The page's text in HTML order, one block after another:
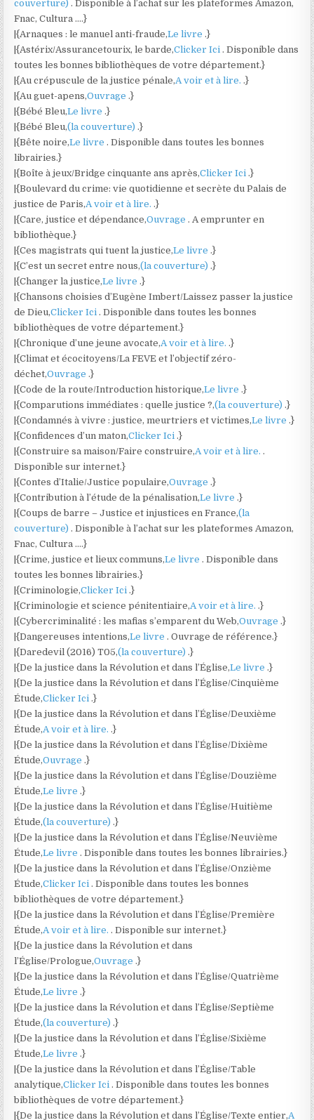
couverture). Disponible à l’achat sur les plateformes Amazon,
Fnac, Cultura ….}
|{Arnaques : le manuel anti-fraude,Le livre.}
|{Astérix/Assurancetourix, le barde,Clicker Ici. Disponible dans
toutes les bonnes bibliothèques de votre département.}
|{Au crépuscule de la justice pénale,A voir et à lire..}
|{Au guet-apens,Ouvrage.}
|{Bébé Bleu,Le livre.}
|{Bébé Bleu,(la couverture).}
|{Bête noire,Le livre. Disponible dans toutes les bonnes
librairies.}
|{Boîte à jeux/Bridge cinquante ans après,Clicker Ici.}
|{Boulevard du crime: vie quotidienne et secrète du Palais de
justice de Paris,A voir et à lire..}
|{Care, justice et dépendance,Ouvrage. A emprunter en
bibliothèque.}
|{Ces magistrats qui tuent la justice,Le livre.}
|{C’est un secret entre nous,(la couverture).}
|{Changer la justice,Le livre.}
|{Chansons choisies d’Eugène Imbert/Laissez passer la justice
de Dieu,Clicker Ici. Disponible dans toutes les bonnes
bibliothèques de votre département.}
|{Chronique d’une jeune avocate,A voir et à lire..}
|{Climat et écocitoyens/La FEVE et l’objectif zéro-
déchet,Ouvrage.}
|{Code de la route/Introduction historique,Le livre.}
|{Comparutions immédiates : quelle justice ?,(la couverture).}
|{Condamnés à vivre : justice, meurtriers et victimes,Le livre.}
|{Confidences d’un maton,Clicker Ici.}
|{Construire sa maison/Faire construire,A voir et à lire..
Disponible sur internet.}
|{Contes d’Italie/Justice populaire,Ouvrage.}
|{Contribution à l’étude de la pénalisation,Le livre.}
|{Coups de barre – Justice et injustices en France,(la
couverture). Disponible à l’achat sur les plateformes Amazon,
Fnac, Cultura ….}
|{Crime, justice et lieux communs,Le livre. Disponible dans
toutes les bonnes librairies.}
|{Criminologie,Clicker Ici.}
|{Criminologie et science pénitentiaire,A voir et à lire..}
|{Cybercriminalité : les mafias s’emparent du Web,Ouvrage.}
|{Dangereuses intentions,Le livre. Ouvrage de référence.}
|{Daredevil (2016) T05,(la couverture).}
|{De la justice dans la Révolution et dans l’Église,Le livre.}
|{De la justice dans la Révolution et dans l’Église/Cinquième
Étude,Clicker Ici.}
|{De la justice dans la Révolution et dans l’Église/Deuxième
Étude,A voir et à lire..}
|{De la justice dans la Révolution et dans l’Église/Dixième
Étude,Ouvrage.}
|{De la justice dans la Révolution et dans l’Église/Douzième
Étude,Le livre.}
|{De la justice dans la Révolution et dans l’Église/Huitième
Étude,(la couverture).}
|{De la justice dans la Révolution et dans l’Église/Neuvième
Étude,Le livre. Disponible dans toutes les bonnes librairies.}
|{De la justice dans la Révolution et dans l’Église/Onzième
Étude,Clicker Ici. Disponible dans toutes les bonnes
bibliothèques de votre département.}
|{De la justice dans la Révolution et dans l’Église/Première
Étude,A voir et à lire.. Disponible sur internet.}
|{De la justice dans la Révolution et dans
l’Église/Prologue,Ouvrage.}
|{De la justice dans la Révolution et dans l’Église/Quatrième
Étude,Le livre.}
|{De la justice dans la Révolution et dans l’Église/Septième
Étude,(la couverture).}
|{De la justice dans la Révolution et dans l’Église/Sixième
Étude,Le livre.}
|{De la justice dans la Révolution et dans l’Église/Table
analytique,Clicker Ici. Disponible dans toutes les bonnes
bibliothèques de votre département.}
|{De la justice dans la Révolution et dans l’Église/Texte entier,A